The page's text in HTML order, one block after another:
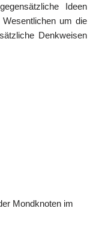
Ideen
um die
Denkweisen
Mondknoten im